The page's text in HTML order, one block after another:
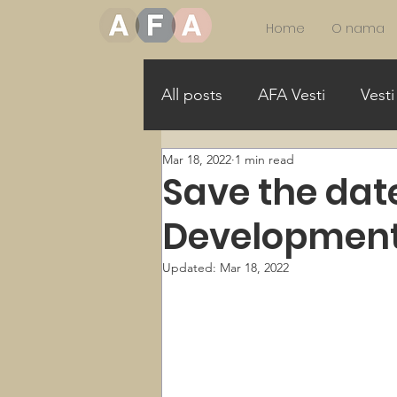
Home O nama
All posts AFA Vesti Vesti
More Girls in STEAM
Allance for Gender Equality
Save the
Mar 18, 2022 1 min read
Updated: Mar 18, 2022